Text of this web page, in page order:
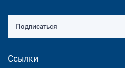
Ссылки
Подписаться